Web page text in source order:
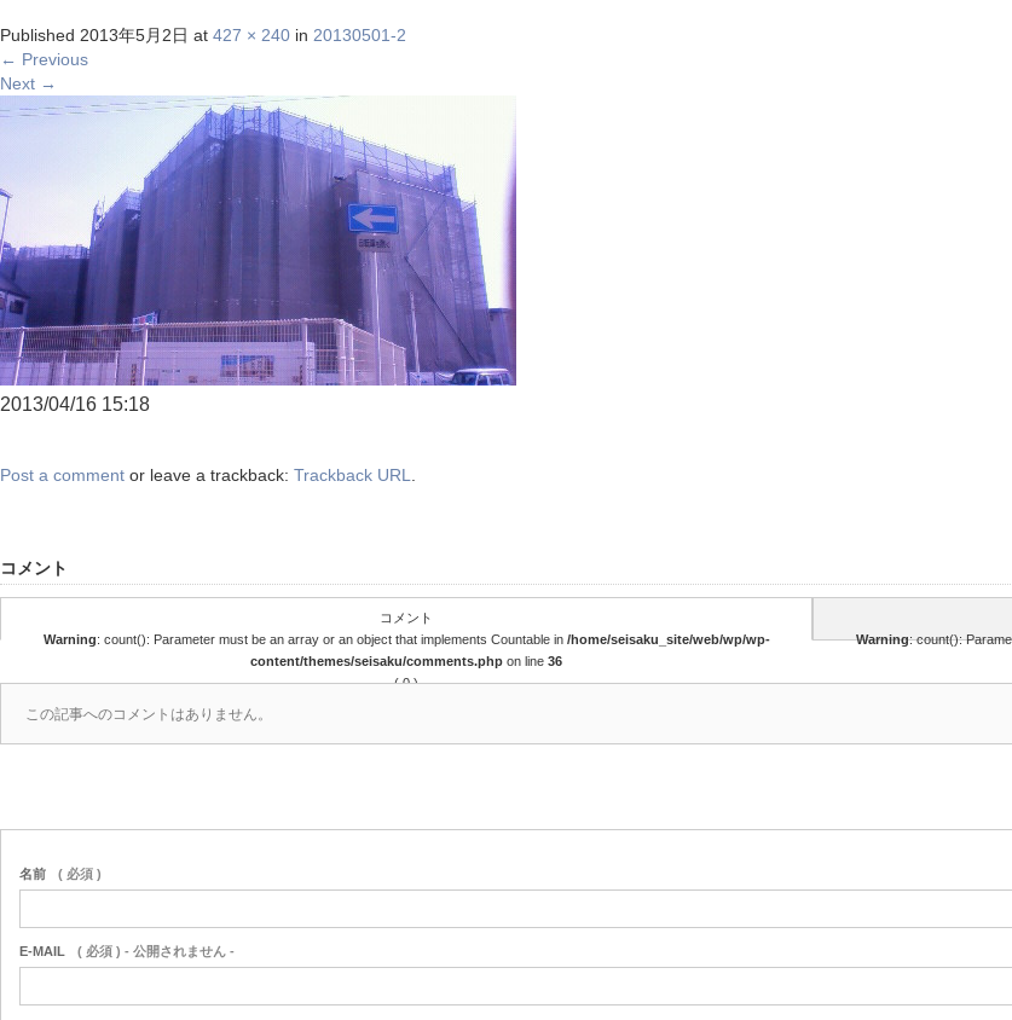
Published 2013年5月2日 at 427 × 240 in 20130501-2
← Previous
Next →
2013/04/16 15:18
Post a comment or leave a trackback: Trackback URL
コメント
コメント
Warning: count(): Parameter must be an array or an object that implements Countable in /home/seisaku_site/web/wp/wp-
content/themes/seisaku/comments.php on line 36
( 0 )
Warning: count():
この記事へのコメントはありません。
名前 ( 必須 )
E-MAIL ( 必須 ) - 公開されません -